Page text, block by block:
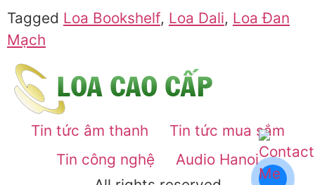
Tagged Loa Bookshelf, Loa Dali, Loa Đan
Mạch
Tin tức âm thanh
Tin tức mua sắm
Tin công nghệ
Audio Hanoi